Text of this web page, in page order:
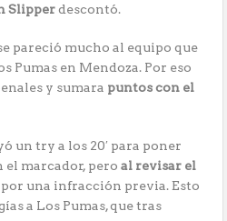
Slipperdescontó.
pareció mucho al equipo que
Pumas en Mendoza. Por eso
y sumara puntos con el
un try a los 20′ para poner
el marcador, peroal revisar el
por una infracción previa. Esto
a Los Pumas, que tras